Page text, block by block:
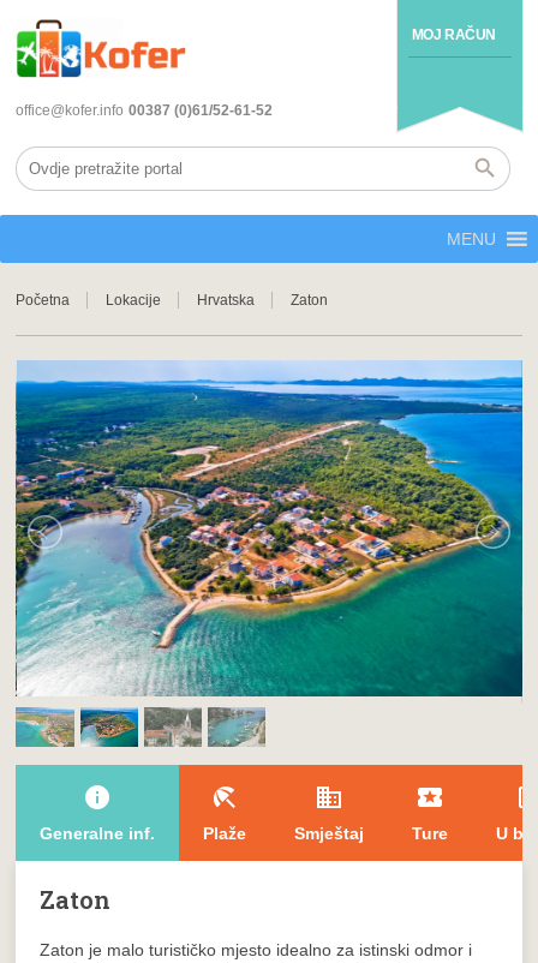
MOJ RAČUN
office@kofer.info 00387 (0)61/52-61-52
MENU
Početna Lokacije Hrvatska Zaton
info
Generalne inf.
beach_access
Plaže
domain
Smještaj
local_play
Ture U
Zaton
Zaton je malo turističko mjesto idealno za istinski odmor i